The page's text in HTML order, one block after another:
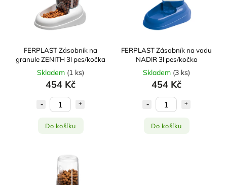
FERPLAST Zásobník na
granule ZENITH 3l pes/kočka
Skladem (1 ks)
454 Kč
Do košíku
FERPLAST Zásobník na vodu
NADIR 3l pes/kočka
Skladem (3 ks)
454 Kč
Do košíku